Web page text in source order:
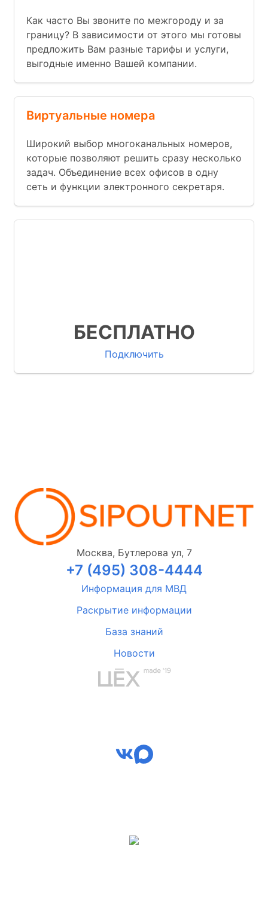
Как часто Вы звоните по межгороду и за
границу? В зависимости от этого мы готовы
предложить Вам разные тарифы и услуги,
выгодные именно Вашей компании.
Виртуальные номера
Широкий выбор многоканальных номеров,
которые позволяют решить сразу несколько
задач. Объединение всех офисов в одну
сеть и функции электронного секретаря.
БЕСПЛАТНО
Подключить
Москва, Бутлерова ул, 7
+7 (495) 308-4444
Информация для МВД
Раскрытие информации
База знаний
Новости